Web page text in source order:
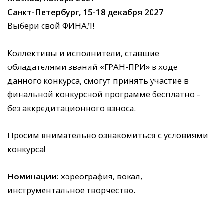
Санкт-Петербург, 15-18 декабря 2027
Выбери свой ФИНАЛ!
Коллективы и исполнители, ставшие
обладателями званий «ГРАН-ПРИ» в ходе
данного конкурса, смогут принять участие в
финальной конкурсной программе бесплатно –
без аккредитационного взноса.
Просим внимательно ознакомиться с условиями
конкурса!
Номинации: хореография, вокал,
инструментальное творчество.